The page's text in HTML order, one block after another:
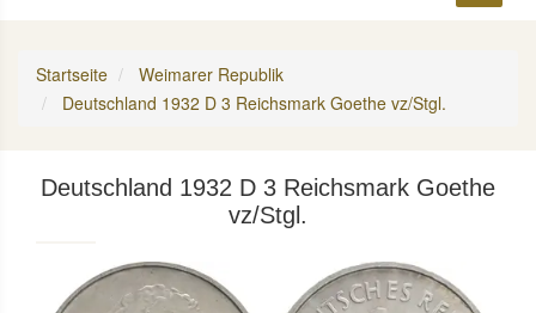
Startseite
Weimarer Republik
Deutschland 1932 D 3 Reichsmark Goethe vz/Stgl.
Deutschland 1932 D 3 Reichsmark Goethe
vz/Stgl.